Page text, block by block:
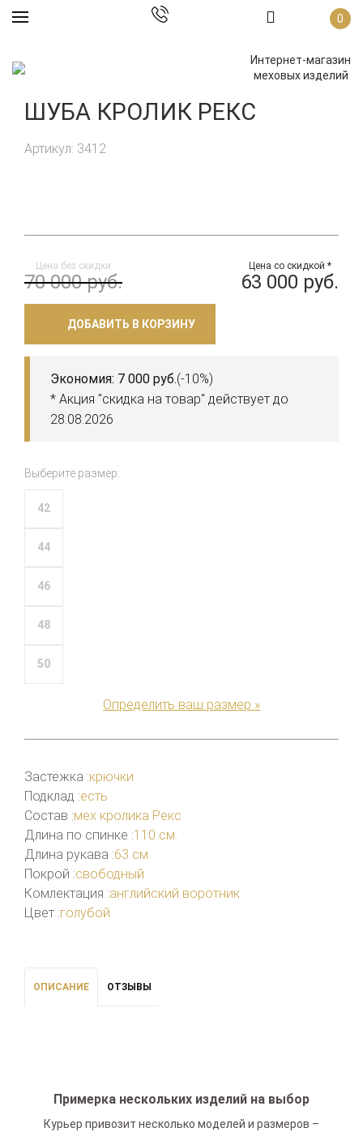
0
Интернет-магазин
меховых изделий
ШУБА КРОЛИК РЕКС
Артикул: 3412
Цена без скидки
70 000 руб.
Цена со скидкой *
63 000 руб.
ДОБАВИТЬ В КОРЗИНУ
Экономия: 7 000 руб.(-10%)
* Акция "скидка на товар" действует до
28.08.2026
Выберите размер:
42
44
46
48
50
Определить ваш размер »
Застёжка :крючки
Подклад :есть
Состав :мех кролика Рекс
Длина по спинке :110 см.
Длина рукава :63 см.
Покрой :свободный
Комлектация :английский воротник
Цвет :голубой
ОПИСАНИЕ ОТЗЫВЫ
Примерка нескольких изделий на выбор
Курьер привозит несколько моделей и размеров –